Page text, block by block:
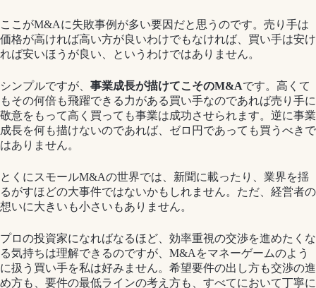
ここがM&Aに失敗事例が多い要因だと思うのです。売り手は
価格が高ければ高い方が良いわけでもなければ、買い手は安け
れば安いほうが良い、というわけではありません。
シンプルですが、 事業成長が描けてこそのM&Aです。高くて
もその何倍も飛躍できる力がある買い手なのであれば売り手に
敬意をもって高く買っても事業は成功させられます。逆に事業
成長を何も描けないのであれば、ゼロ円であっても買うべきで
はありません。
とくにスモールM&Aの世界では、新聞に載ったり、業界を揺
るがすほどの大事件ではないかもしれません。ただ、経営者の
想いに大きいも小さいもありません。
プロの投資家になればなるほど、効率重視の交渉を進めたくな
る気持ちは理解できるのですが、M&Aをマネーゲームのよう
に扱う買い手を私は好みません。希望要件の出し方も交渉の進
め方も、要件の最低ラインの考え方も、すべてにおいて丁寧に